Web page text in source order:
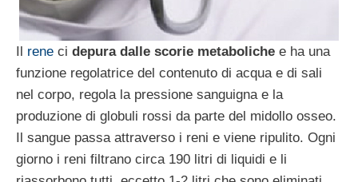
Il rene ci depura dalle scorie metaboliche e ha una
funzione regolatrice del contenuto di acqua e di sali
nel corpo, regola la pressione sanguigna e la
produzione di globuli rossi da parte del midollo osseo.
Il sangue passa attraverso i reni e viene ripulito. Ogni
giorno i reni filtrano circa 190 litri di liquidi e li